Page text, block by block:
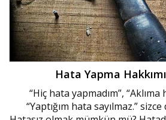
Hata Yapma
“Hiç hata yapmadım”,
“Yaptığım hata sayılmaz.”